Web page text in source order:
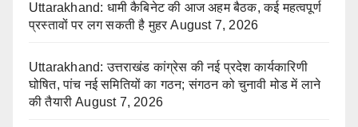
Uttarakhand: धामी कैबिनेट की आज अहम बैठक, कई महत्वपूर्ण
प्रस्तावों पर लग सकती है मुहर August 7, 2026
Uttarakhand: उत्तराखंड कांग्रेस की नई प्रदेश कार्यकारिणी
घोषित, पांच नई समितियों का गठन; संगठन को चुनावी मोड में लाने
की तैयारी August 7, 2026